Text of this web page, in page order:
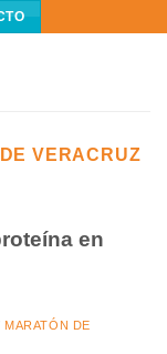
VERACRUZ
en
MARATÓN DE